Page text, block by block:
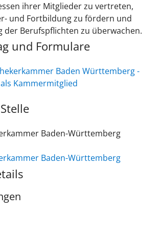
ihrer Mitglieder zu vertreten,
und Fortbildung zu fördern und
der Berufspflichten zu überwachen.
und Formulare
Baden Württemberg -
Kammermitglied
Baden-Württemberg
Baden-Württemberg